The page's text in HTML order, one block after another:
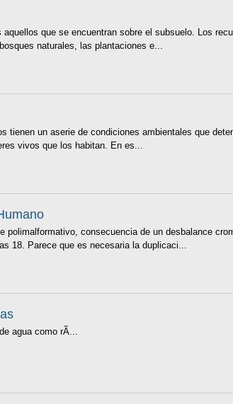
que se encuentran sobre el subsuelo. Los
naturales, las plantaciones e...
tienen un aserie de condiciones ambientales que
vivos que los habitan. En es...
polimalformativo, consecuencia de un desbalance
18. Parece que es necesaria la duplicaci...
agua como rÃ...